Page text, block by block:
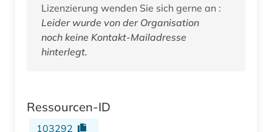
Lizenzierung wenden Sie sich gerne an :
Leider wurde von der Organisation
noch keine Kontakt-Mailadresse
hinterlegt.
Ressourcen-ID
103292